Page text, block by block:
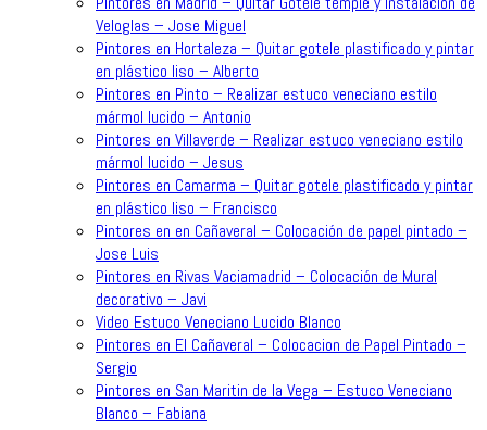
Veloglas – Jose Miguel
Pintores en Hortaleza – Quitar gotele plastificado y pintar
en plástico liso – Alberto
Pintores en Pinto – Realizar estuco veneciano estilo
mármol lucido – Antonio
Pintores en Villaverde – Realizar estuco veneciano estilo
mármol lucido – Jesus
Pintores en Camarma – Quitar gotele plastificado y pintar
en plástico liso – Francisco
Pintores en en Cañaveral – Colocación de papel pintado –
Jose Luis
Pintores en Rivas Vaciamadrid – Colocación de Mural
decorativo – Javi
Video Estuco Veneciano Lucido Blanco
Pintores en El Cañaveral – Colocacion de Papel Pintado –
Sergio
Pintores en San Maritin de la Vega – Estuco Veneciano
Blanco – Fabiana